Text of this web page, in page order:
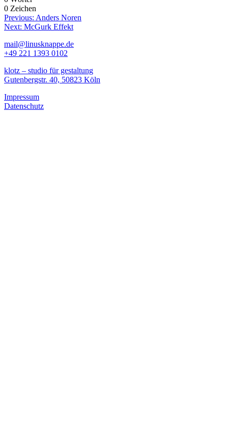
0 Zeichen
Beitragsnavigation
Previous: Anders Noren
Next: McGurk Effekt
mail@linusknappe.de
+49 221 1393 0102
klotz – studio für gestaltung
Gutenbergstr. 40, 50823 Köln
Impressum
Datenschutz